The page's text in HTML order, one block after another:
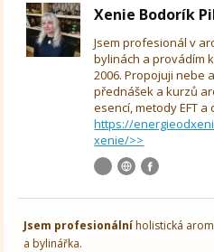
Xenie Bodorík
Jsem profesionál v
bylinách a provádím
2006. Propojuji nebe
přednášek a kurzů
esencí, metody EFT a
https://
xenie/>>
Jsem profesionálníholistická
a bylinářka.